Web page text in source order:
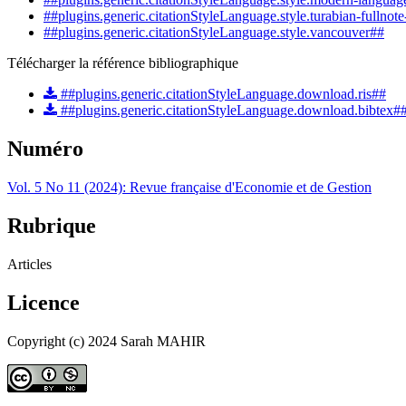
##plugins.generic.citationStyleLanguage.style.turabian-
##plugins.generic.citationStyleLanguage.style.vancouver##
Télécharger la référence bibliographique
##plugins.generic.citationStyleLanguage.download.ris##
Numéro
Vol. 5 No 11 (2024): Revue française d'Economie et de Gestion
Rubrique
Articles
Licence
Copyright (c) 2024 Sarah MAHIR